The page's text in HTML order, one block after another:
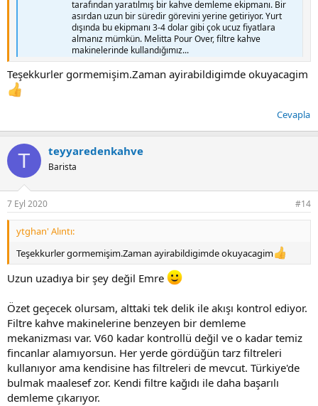
tarafından yaratılmış bir kahve demleme ekipmanı. Bir
asırdan uzun bir süredir görevini yerine getiriyor. Yurt
dışında bu ekipmanı 3-4 dolar gibi çok ucuz fiyatlara
almanız mümkün. Melitta Pour Over, filtre kahve
makinelerinde kullandığımız...
www.kahvekulubu.net
Elimde var. İstediğin bir şey varsa denerim.
Teşekkurler gormemişim.Zaman ayirabildigimde okuyacagim
Cevapla
T teyyaredenkahve
Barista
7 Eyl 2020 #14
ytghan' Alıntı:
Teşekkurler gormemişim.Zaman ayirabildigimde okuyacagim
Uzun uzadıya bir şey değil Emre
Özet geçecek olursam, alttaki tek delik ile akışı kontrol ediyor.
Filtre kahve makinelerine benzeyen bir demleme
mekanizması var. V60 kadar kontrollü değil ve o kadar temiz
fincanlar alamıyorsun. Her yerde gördüğün tarz filtreleri
kullanıyor ama kendisine has filtreleri de mevcut. Türkiye'de
bulmak maalesef zor. Kendi filtre kağıdı ile daha başarılı
demleme çıkarıyor.